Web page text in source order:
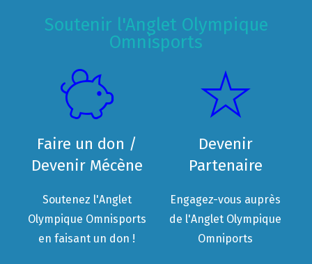
Soutenir l'Anglet Olympique
Omnisports
Faire un don /
Devenir Mécène
Soutenez l'Anglet
Olympique Omnisports
en faisant un don !
Devenir
Partenaire
Engagez-vous auprès
de l'Anglet Olympique
Omniports